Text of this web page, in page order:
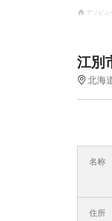
アソビュ
江別
北海
名称
住所